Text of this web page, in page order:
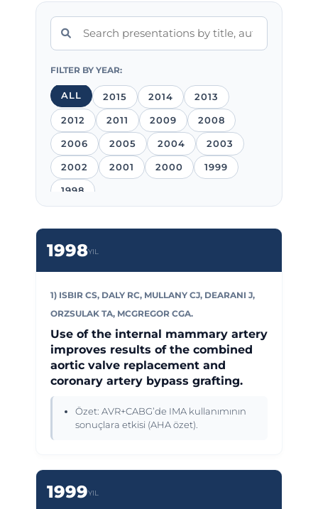
FILTER BY YEAR:
ALL 2015 2014 2013
2012 2011 2009 2008
2006 2005 2004 2003
2002 2001 2000 1999
1998
1998YIL
1) ISBIR CS, DALY RC, MULLANY CJ, DEARANI J,
ORZSULAK TA, MCGREGOR CGA.
Use of the internal mammary artery
improves results of the combined
aortic valve replacement and
coronary artery bypass grafting.
Özet: AVR+CABG’de IMA kullanımının
sonuçlara etkisi (AHA özet).
1999YIL